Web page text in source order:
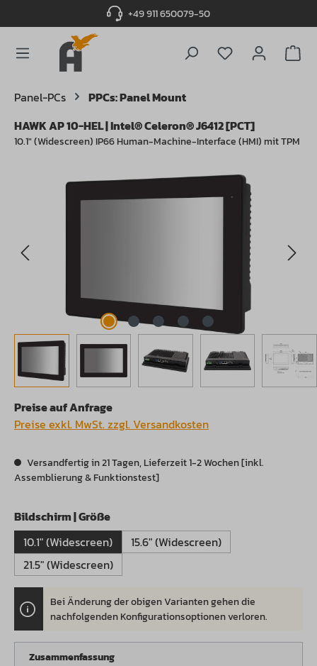
+49 911 650079-50
Du hast 0
Panel-PCs
PPCs: Panel Mount
HAWK AP 10-HEL | Intel® Celeron® J6412 [PCT]
10.1" (Widescreen) IP66 Human-Machine-Interface (HMI) mit TPM
Bildergalerie überspringen
Preise auf Anfrage
Preise exkl. MwSt. zzgl. Versandkosten
Versandfertig in 21 Tagen, Lieferzeit 1-2 Wochen [inkl.
Assemblierung & Funktionstest]
Bildschirm | Größeauswählen
10.1" (Widescreen)
15.6" (Widescreen)
21.5" (Widescreen)
Bei Änderung der obigen Varianten gehen die
nachfolgenden Konfigurationsoptionen verloren.
Zusammenfassung